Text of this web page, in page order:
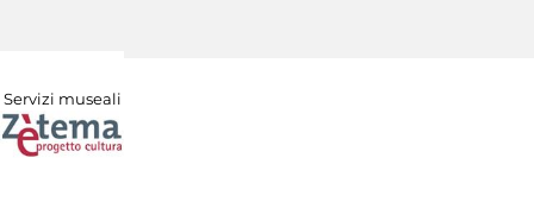
Servizi museali